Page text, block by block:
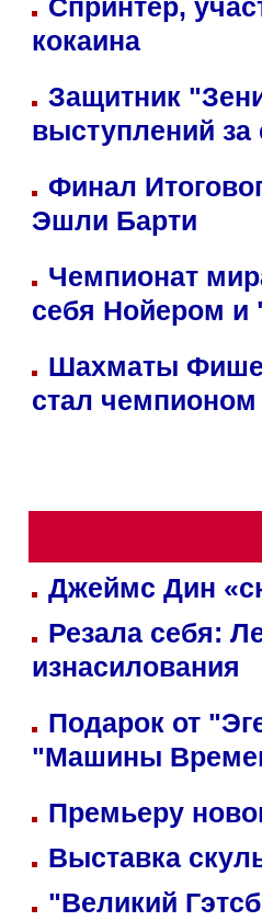
Спринтер,
кокаина
Защитник
выступлений
Финал
Эшли Барти
Чемпионат
себя Нойером и
Шахматы
стал
Джеймс Дин
Резала себя:
изнасилования
Подарок от
"Машины
Премьеру
Выставка
"Великий